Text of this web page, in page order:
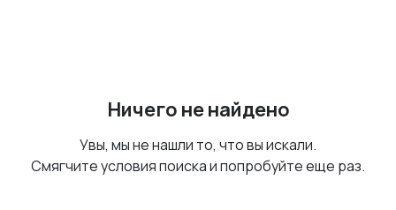
Ничего не найдено
Увы, мы не нашли то, что вы искали.
Смягчите условия поиска и попробуйте еще раз.